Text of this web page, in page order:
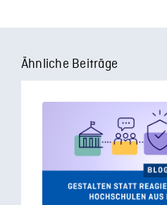
Ähnliche Beiträge